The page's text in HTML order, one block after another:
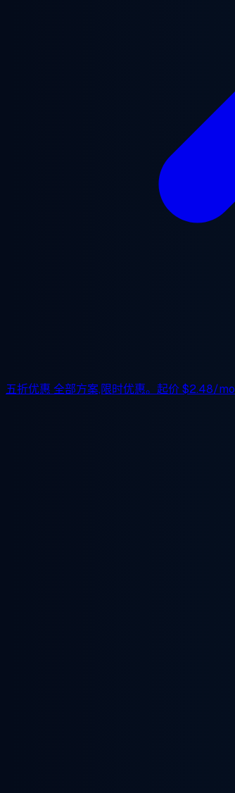
五折优惠 全部方案,限时优惠。起价$2.48/mo